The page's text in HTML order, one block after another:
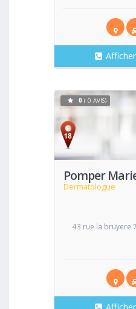
Pomper
Dermatologue
0 ( 0 AVIS)
43 rue la bruyere